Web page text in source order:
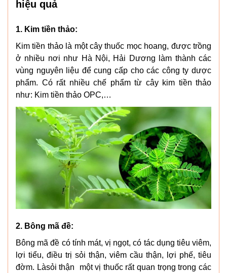
hiệu quả
1. Kim tiền thảo:
Kim tiền thảo là một cây thuốc mọc hoang, được trồng
ở nhiều nơi như Hà Nội, Hải Dương làm thành các
vùng nguyên liệu để cung cấp cho các công ty dược
phẩm. Có rất nhiều chế phẩm từ cây kim tiền thảo
như: Kim tiền thảo OPC,…
2. Bông mã đề:
Bông mã đề có tính mát, vị ngọt, có tác dụng tiêu viêm,
lợi tiểu, điều trị sỏi thận, viêm cầu thận, lợi phế, tiêu
đờm. Làsỏi thận
một vị thuốc rất quan trọng trong các